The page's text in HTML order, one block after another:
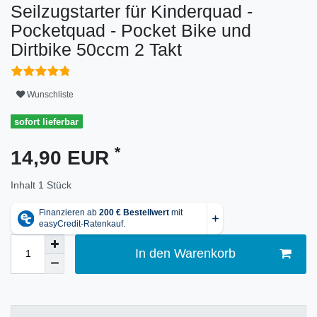
Seilzugstarter für Kinderquad -
Pocketquad - Pocket Bike und
Dirtbike 50ccm 2 Takt
Wunschliste
sofort lieferbar
14,90 EUR *
Inhalt 1 Stück
In den Warenkorb